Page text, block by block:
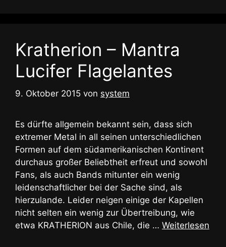
Kratherion – Mantra
Lucifer Flagelantes
9. Oktober 2015 von system
Es dürfte allgemein bekannt sein, dass sich
extremer Metal in all seinen unterschiedlichen
Formen auf dem südamerikanischen Kontinent
durchaus großer Beliebtheit erfreut und sowohl
Fans, als auch Bands mitunter ein wenig
leidenschaftlicher bei der Sache sind, als
hierzulande. Leider neigen einige der Kapellen
nicht selten ein wenig zur Übertreibung, wie
etwa KRATHERION aus Chile, die … Weiterlesen